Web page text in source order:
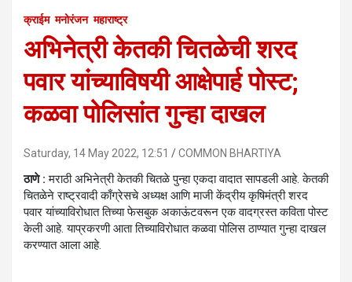
क्राईम मनोरंजन महाराष्ट्र
अभिनेत्री केतकी चितळेची शरद
पवार यांच्याविषयी आक्षेपार्ह पोस्ट;
कळवा पोलिसांत गुन्हा दाखल
Saturday, 14 May 2022, 12:51 COMMON BHARTIYA
ठाणे : मराठी अभिनेत्री केतकी चितळे पुन्हा एकदा वादात सापडली आहे. केतकी
चितळेने राष्ट्रवादी काँग्रेसचे अध्यक्ष आणि माजी केंद्रीय कृषिमंत्री शरद
पवार यांच्याविरोधात तिच्या फेसबुक अकाऊंटवरून एक वादग्रस्त कविता पोस्ट
केली आहे. याप्रकरणी आता तिच्याविरोधात कळवा पोलिस ठाण्यात गुन्हा दाखल
करण्यात आला आहे.